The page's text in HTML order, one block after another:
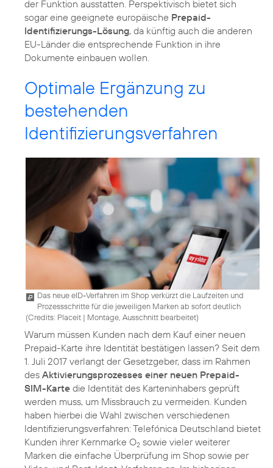
der Funktion ausstatten. Perspektivisch bietet sich
sogar eine geeignete europäische Prepaid-
Identifizierungs-Lösung, da künftig auch die anderen
EU-Länder die entsprechende Funktion in ihre
Dokumente einbauen wollen.
Optimale Ergänzung zu
bestehenden
Identifizierungsverfahren
Das neue eID-Verfahren im Shop verkürzt die Laufzeiten und
Prozessschritte für die jeweiligen Marken ab sofort deutlich
(Credits: Placeit | Montage, Ausschnitt bearbeitet)
Warum müssen Kunden nach dem Kauf einer neuen
Prepaid-Karte ihre Identität bestätigen lassen? Seit dem
1. Juli 2017 verlangt der Gesetzgeber, dass im Rahmen
des Aktivierungsprozesses einer neuen Prepaid-
SIM-Karte die Identität des Karteninhabers geprüft
werden muss, um Missbrauch zu vermeiden. Kunden
haben hierbei die Wahl zwischen verschiedenen
Identifizierungsverfahren: Telefónica Deutschland bietet
Kunden ihrer Kernmarke O2 sowie vieler weiterer
Marken die einfache Überprüfung im Shop sowie per